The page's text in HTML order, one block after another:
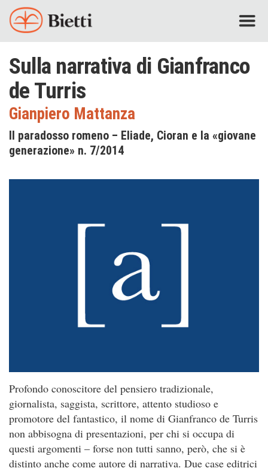
Sulla narrativa di Gianfranco
de Turris
Gianpiero Mattanza
Il paradosso romeno – Eliade, Cioran e la «giovane
generazione» n. 7/2014
Profondo conoscitore del pensiero tradizionale,
giornalista, saggista, scrittore, attento studioso e
promotore del fantastico, il nome di Gianfranco de Turris
non abbisogna di presentazioni, per chi si occupa di
questi argomenti – forse non tutti sanno, però, che si è
distinto anche come autore di narrativa. Due case editrici